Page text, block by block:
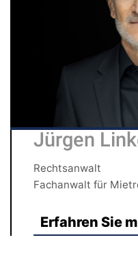
Jürgen
Rechtsanwalt
Fachanwalt für
Erfahren Sie